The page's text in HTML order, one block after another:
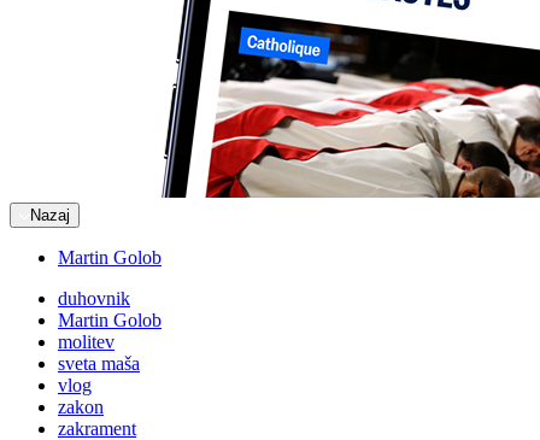
Nazaj
Martin Golob
duhovnik
Martin Golob
molitev
sveta maša
vlog
zakon
zakrament